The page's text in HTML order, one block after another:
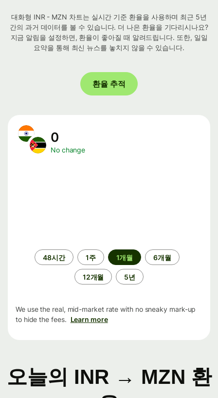
대화형 INR - MZN 차트는 실시간 기준 환율을 사용하며 최근 5년
간의 과거 데이터를 볼 수 있습니다. 더 나은 환율을 기다리시나요?
지금 알림을 설정하면, 환율이 좋아질 때 알려드립니다. 또한, 일일
요약을 통해 최신 뉴스를 놓치지 않을 수 있습니다.
환율 추적
0
No change
48시간 1주 1개월 6개월
12개월 5년
We use the real, mid-market rate with no sneaky mark-up
to hide the fees. Learn more
오늘의 INR → MZN 환